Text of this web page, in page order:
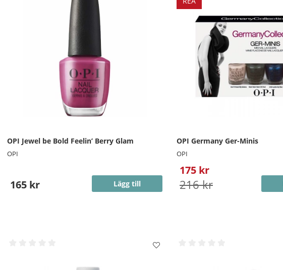
OPI Jewel be Bold Feelin’ Berry Glam
OPI
165 kr Lägg till
OPI Germany Ger-Minis
OPI
175 kr
216 kr